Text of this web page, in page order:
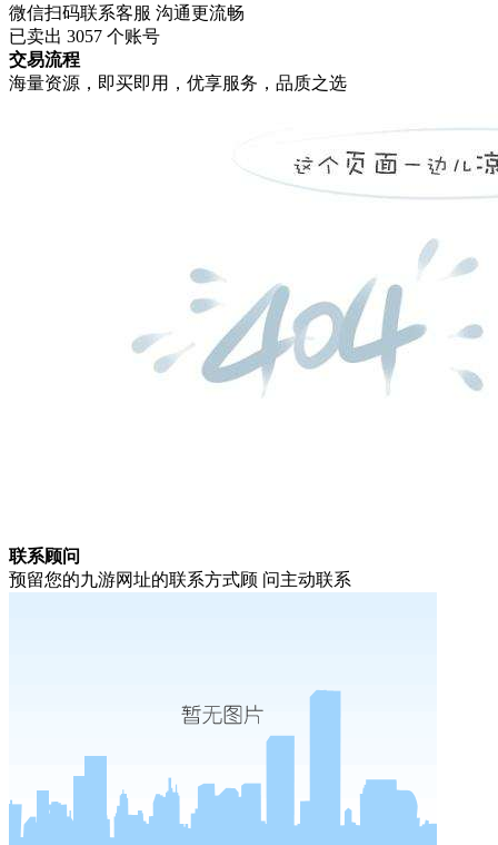
微信扫码联系客服 沟通更流畅
已卖出 3057 个账号
交易流程
海量资源，即买即用，优享服务，品质之选
联系顾问
预留您的九游网址的联系方式顾 问主动联系